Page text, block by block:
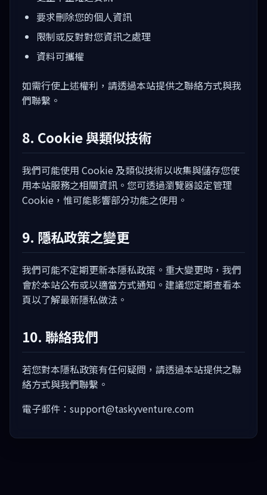
要求刪除您的個人資訊
限制或反對對您資訊之處理
資料可攜權
如需行使上述權利，請透過本站提供之聯絡方式與我
們聯繫。
8. Cookie 與類似技術
我們可能使用 Cookie 及類似技術以收集與儲存您使
用本站服務之相關資訊。您可透過瀏覽器設定管理
Cookie，惟可能影響部分功能之使用。
9. 隱私政策之變更
我們可能不定期更新本隱私政策。重大變更時，我們
會於本站公布或以適當方式通知。建議您定期查看本
頁以了解最新隱私做法。
10. 聯絡我們
若您對本隱私政策有任何疑問，請透過本站提供之聯
絡方式與我們聯繫。
電子郵件：support@taskyventure.com